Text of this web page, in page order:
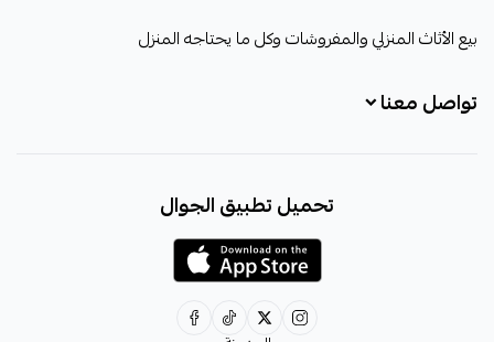
ديكورا
بيع الأثاث المنزلي والمفروشات وكل ما يحتاجه المنزل
تواصل معنا
decora6586@gmail.com
تحميل تطبيق الجوال